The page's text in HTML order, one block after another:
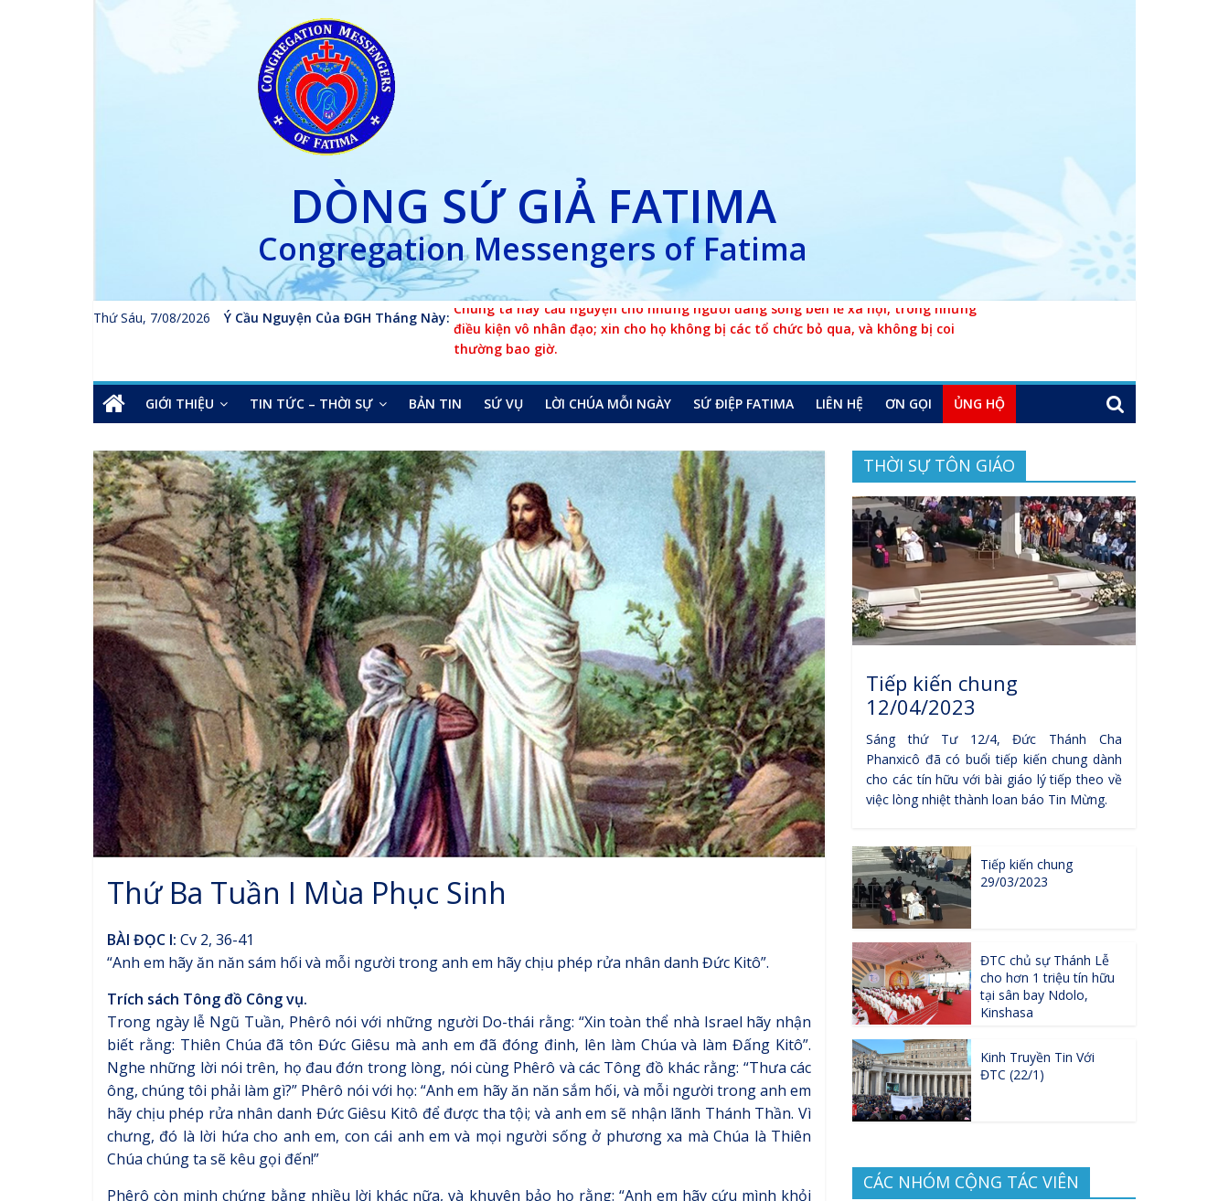
DÒNG SỨ GIẢ FATIMA
Congregation Messengers of Fatima
Thứ Sáu, 7/08/2026 Ý Cầu Nguyện Của ĐGH Tháng Này: Chúng ta hãy cầu nguyện cho những người đang sống bên lề xã hội, trong những
điều kiện vô nhân đạo; xin cho họ không bị các tổ chức bỏ qua, và không bị coi
thường bao giờ.
GIỚI THIỆU TIN TỨC – THỜI SỰ BẢN TIN SỨ VỤ LỜI CHÚA MỖI NGÀY SỨ ĐIỆP FATIMA LIÊN HỆ ƠN GỌI ỦNG HỘ
Thứ Ba Tuần I Mùa Phục Sinh
BÀI ĐỌC I: Cv 2, 36-41
“Anh em hãy ăn năn sám hối và mỗi người trong anh em hãy chịu phép rửa nhân danh Đức Kitô”.
Trích sách Tông đồ Công vụ.
Trong ngày lễ Ngũ Tuần, Phêrô nói với những người Do-thái rằng: “Xin toàn thể nhà Israel hãy nhận
biết rằng: Thiên Chúa đã tôn Đức Giêsu mà anh em đã đóng đinh, lên làm Chúa và làm Đấng Kitô”.
Nghe những lời nói trên, họ đau đớn trong lòng, nói cùng Phêrô và các Tông đồ khác rằng: “Thưa các
ông, chúng tôi phải làm gì?” Phêrô nói với họ: “Anh em hãy ăn năn sắm hối, và mỗi người trong anh em
hãy chịu phép rửa nhân danh Đức Giêsu Kitô để được tha tội; và anh em sẽ nhận lãnh Thánh Thần. Vì
chưng, đó là lời hứa cho anh em, con cái anh em và mọi người sống ở phương xa mà Chúa là Thiên
Chúa chúng ta sẽ kêu gọi đến!”
Phêrô còn minh chứng bằng nhiều lời khác nữa, và khuyên bảo họ rằng: “Anh em hãy cứu mình khỏi
THỜI SỰ TÔN GIÁO
Tiếp kiến chung
12/04/2023
Sáng thứ Tư 12/4, Đức Thánh Cha
Phanxicô đã có buổi tiếp kiến chung dành
cho các tín hữu với bài giáo lý tiếp theo về
việc lòng nhiệt thành loan báo Tin Mừng.
Tiếp kiến chung
29/03/2023
ĐTC chủ sự Thánh Lễ
cho hơn 1 triệu tín hữu
tại sân bay Ndolo,
Kinshasa
Kinh Truyền Tin Với
ĐTC (22/1)
CÁC NHÓM CỘNG TÁC VIÊN